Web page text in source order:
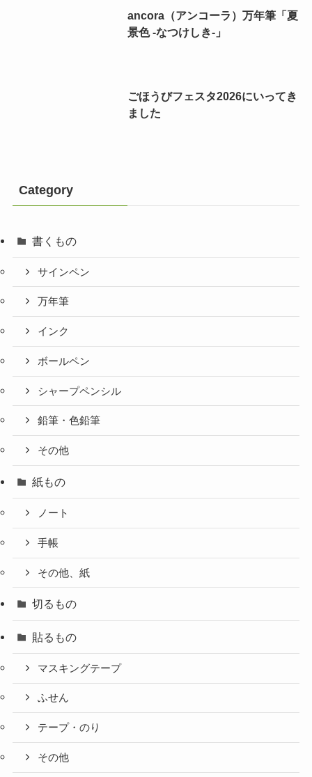
ancora（アンコーラ）万年筆「夏
景色 -なつけしき-」
ごほうびフェスタ2026にいってき
ました
Category
書くもの
サインペン
万年筆
インク
ボールペン
シャープペンシル
鉛筆・色鉛筆
その他
紙もの
ノート
手帳
その他、紙
切るもの
貼るもの
マスキングテープ
ふせん
テープ・のり
その他